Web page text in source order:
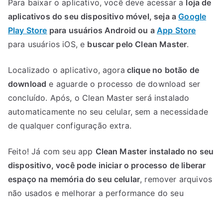
Para baixar o aplicativo, você deve acessar a loja de
aplicativos do seu dispositivo móvel, seja aGoogle
Play Store para usuários Android ou aApp Store
para usuários iOS, e buscar pelo Clean Master.
Localizado o aplicativo, agora clique no botão de
download e aguarde o processo de download ser
concluído. Após, o Clean Master será instalado
automaticamente no seu celular, sem a necessidade
de qualquer configuração extra.
Feito! Já com seu app Clean Master instalado no seu
dispositivo, você pode iniciar o processo de liberar
espaço na memória do seu celular, remover arquivos
não usados e melhorar a performance do seu